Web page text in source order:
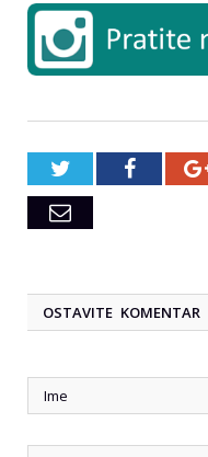
Twitter
Email
OSTAVITE KOMENTAR